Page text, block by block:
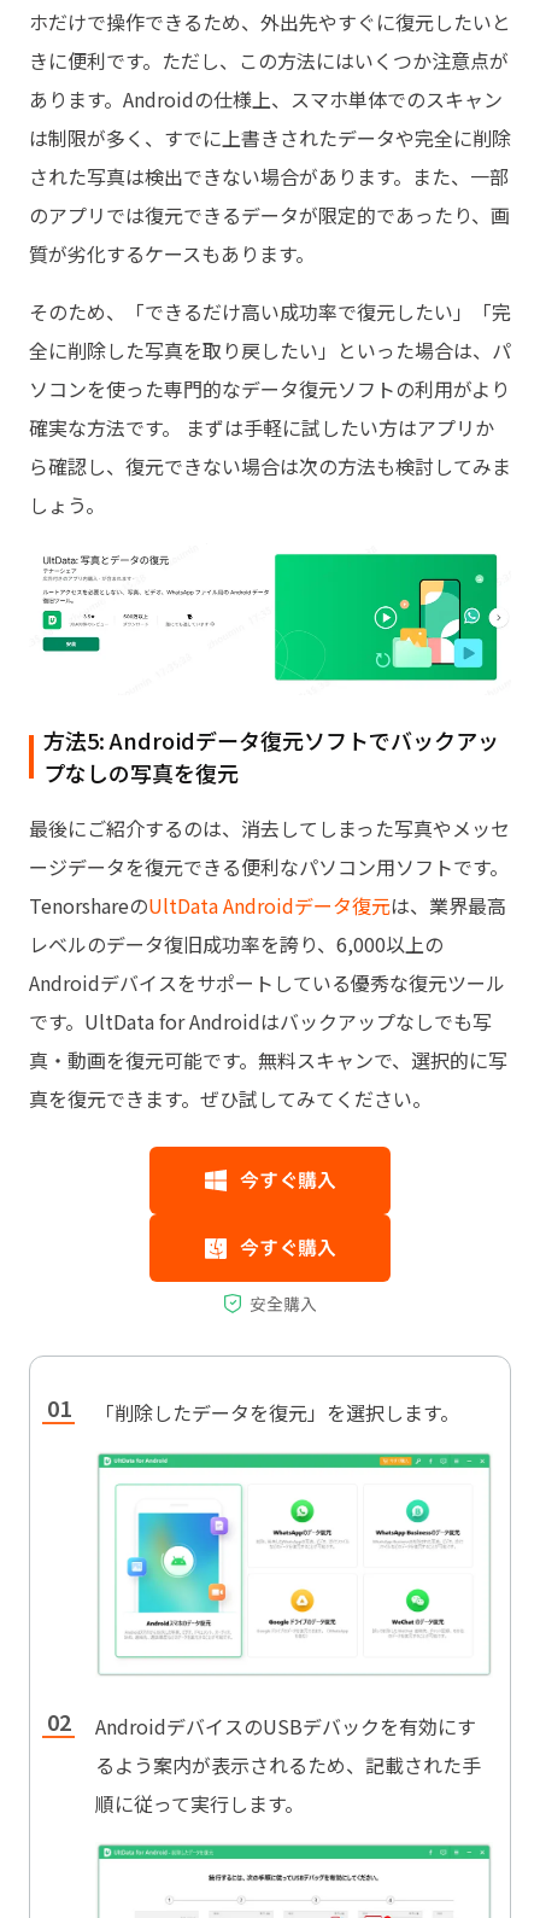
ホだけで操作できるため、外出先やすぐに復元したいと
きに便利です。ただし、この方法にはいくつか注意点が
あります。Androidの仕様上、スマホ単体でのスキャン
は制限が多く、すでに上書きされたデータや完全に削除
された写真は検出できない場合があります。また、一部
のアプリでは復元できるデータが限定的であったり、画
質が劣化するケースもあります。
そのため、「できるだけ高い成功率で復元したい」「完
全に削除した写真を取り戻したい」といった場合は、パ
ソコンを使った専門的なデータ復元ソフトの利用がより
確実な方法です。 まずは手軽に試したい方はアプリか
ら確認し、復元できない場合は次の方法も検討してみま
しょう。
方法5: Androidデータ復元ソフトでバックアッ
プなしの写真を復元
最後にご紹介するのは、消去してしまった写真やメッセ
ージデータを復元できる便利なパソコン用ソフトです。
TenorshareのUltData Androidデータ復元は、業界最高
レベルのデータ復旧成功率を誇り、6,000以上の
Androidデバイスをサポートしている優秀な復元ツール
です。UltData for Androidはバックアップなしでも写
真・動画を復元可能です。無料スキャンで、選択的に写
真を復元できます。ぜひ試してみてください。
「削除したデータを復元」を選択します。
AndroidデバイスのUSBデバックを有効にす
るよう案内が表示されるため、記載された手
順に従って実行します。